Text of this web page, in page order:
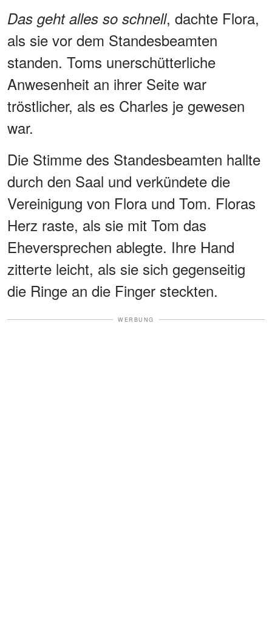
Das geht alles so schnell, dachte Flora,
als sie vor dem Standesbeamten
standen. Toms unerschütterliche
Anwesenheit an ihrer Seite war
tröstlicher, als es Charles je gewesen
war.
Die Stimme des Standesbeamten hallte
durch den Saal und verkündete die
Vereinigung von Flora und Tom. Floras
Herz raste, als sie mit Tom das
Eheversprechen ablegte. Ihre Hand
zitterte leicht, als sie sich gegenseitig
die Ringe an die Finger steckten.
WERBUNG